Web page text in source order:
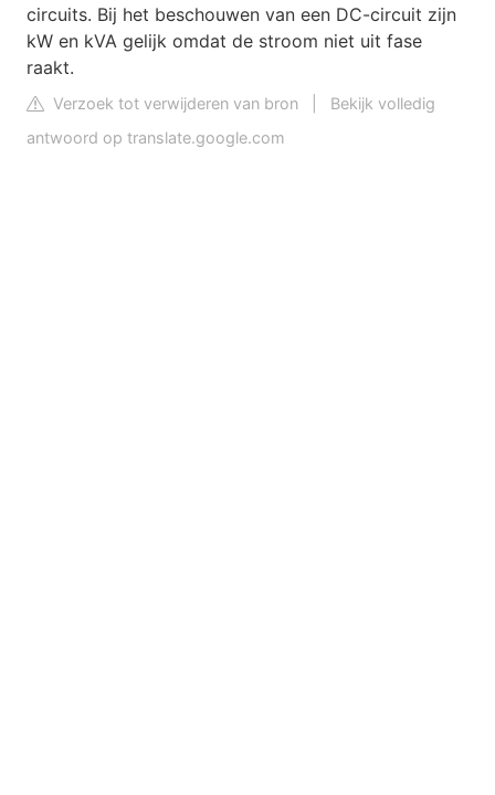
circuits. Bij het beschouwen van een DC-circuit zijn
kW en kVA gelijk omdat de stroom niet uit fase
raakt.
Verzoek tot verwijderen van bron
Bekijk volledig
antwoord op translate.google.com